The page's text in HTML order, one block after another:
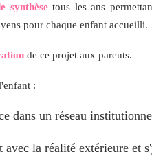
synthèsetous les ans
pour chaque enfant accueilli.
de ce projet aux parents.
:
dans un réseau
avec la réalité extérieure et